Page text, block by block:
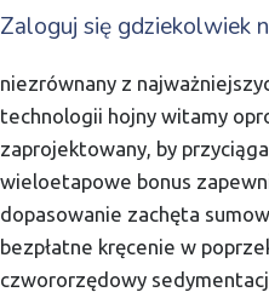
Zaloguj się gdziekolwiek
niezrównany z
technologii hojny witamy
zaprojektowany, by
wieloetapowe bonus
dopasowanie zachęta
bezpłatne kręcenie w
czwororzędowy